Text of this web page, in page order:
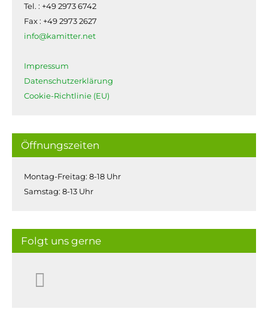
Tel. : +49 2973 6742
Fax : +49 2973 2627
info@kamitter.net
Impressum
Datenschutzerklärung
Cookie-Richtlinie (EU)
Öffnungszeiten
Montag-Freitag: 8-18 Uhr
Samstag: 8-13 Uhr
Folgt uns gerne